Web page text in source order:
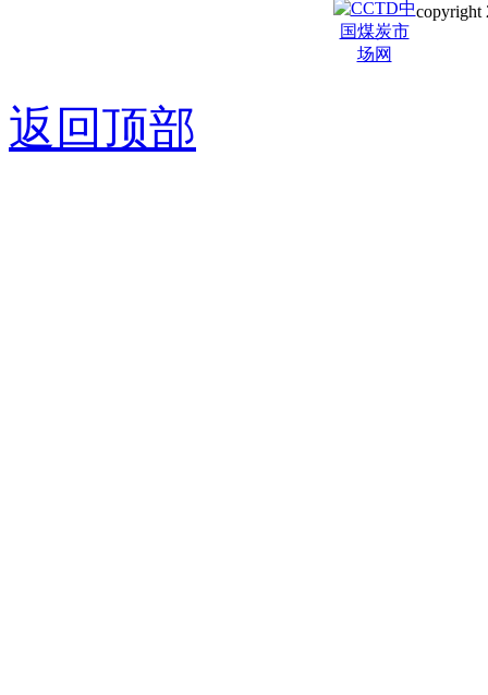
copyright
返回顶部